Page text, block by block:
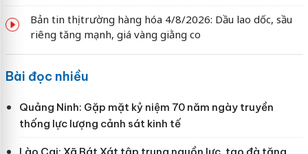
Bản tin thị trường hàng hóa 4/8/2026: Dầu lao dốc, sầu
riêng tăng mạnh, giá vàng giằng co
Bài đọc nhiều
Quảng Ninh: Gặp mặt kỷ niệm 70 năm ngày truyền
thống lực lượng cảnh sát kinh tế